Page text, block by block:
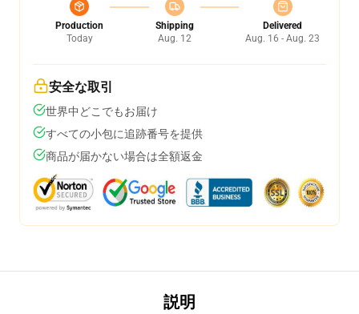
Production
Today
Shipping
Aug. 12
Delivered
Aug. 16 - Aug. 23
安全な取引
世界中どこでもお届け
すべての小包に追跡番号を提供
商品が届かない場合は全額返金
説明